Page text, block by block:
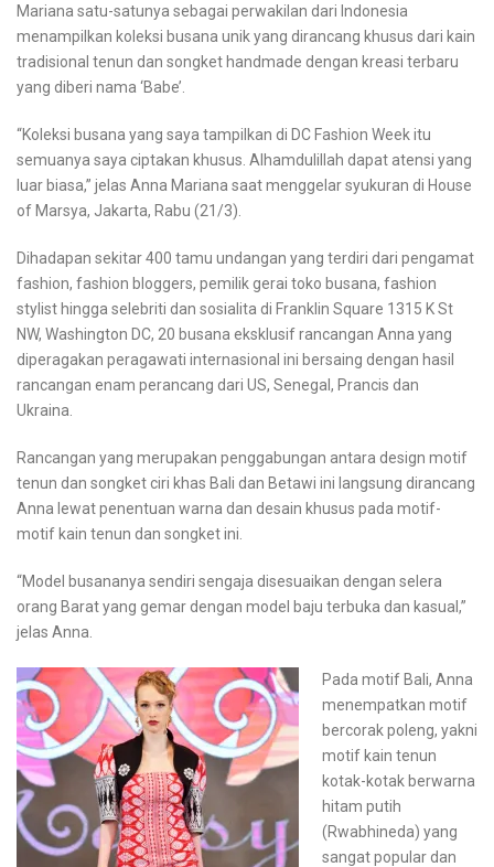
Mariana satu-satunya sebagai perwakilan dari Indonesia
menampilkan koleksi busana unik yang dirancang khusus dari kain
tradisional tenun dan songket handmade dengan kreasi terbaru
yang diberi nama ‘Babe’.
“Koleksi busana yang saya tampilkan di DC Fashion Week itu
semuanya saya ciptakan khusus. Alhamdulillah dapat atensi yang
luar biasa,” jelas Anna Mariana saat menggelar syukuran di House
of Marsya, Jakarta, Rabu (21/3).
Dihadapan sekitar 400 tamu undangan yang terdiri dari pengamat
fashion, fashion bloggers, pemilik gerai toko busana, fashion
stylist hingga selebriti dan sosialita di Franklin Square 1315 K St
NW, Washington DC, 20 busana eksklusif rancangan Anna yang
diperagakan peragawati internasional ini bersaing dengan hasil
rancangan enam perancang dari US, Senegal, Prancis dan
Ukraina.
Rancangan yang merupakan penggabungan antara design motif
tenun dan songket ciri khas Bali dan Betawi ini langsung dirancang
Anna lewat penentuan warna dan desain khusus pada motif-
motif kain tenun dan songket ini.
“Model busananya sendiri sengaja disesuaikan dengan selera
orang Barat yang gemar dengan model baju terbuka dan kasual,”
jelas Anna.
Pada motif Bali, Anna
menempatkan motif
bercorak poleng, yakni
motif kain tenun
kotak-kotak berwarna
hitam putih
(Rwabhineda) yang
sangat popular dan